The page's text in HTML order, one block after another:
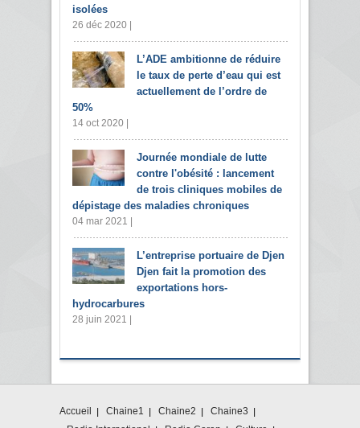
isolées
26 déc 2020 |
L’ADE ambitionne de réduire
le taux de perte d’eau qui est
actuellement de l’ordre de
50%
14 oct 2020 |
Journée mondiale de lutte
contre l'obésité : lancement
de trois cliniques mobiles de
dépistage des maladies chroniques
04 mar 2021 |
L’entreprise portuaire de Djen
Djen fait la promotion des
exportations hors-
hydrocarbures
28 juin 2021 |
Accueil Chaine1 Chaine2
Chaine3